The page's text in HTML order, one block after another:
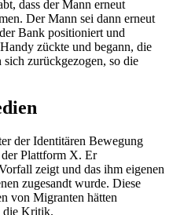
dass der Mann erneut
Der Mann sei dann erneut
Bank positioniert und
zückte und begann, die
zurückgezogen, so die
der Identitären Bewegung
Plattform X. Er
zeigt und das ihm eigenen
zugesandt wurde. Diese
von Migranten hätten
die Kritik.